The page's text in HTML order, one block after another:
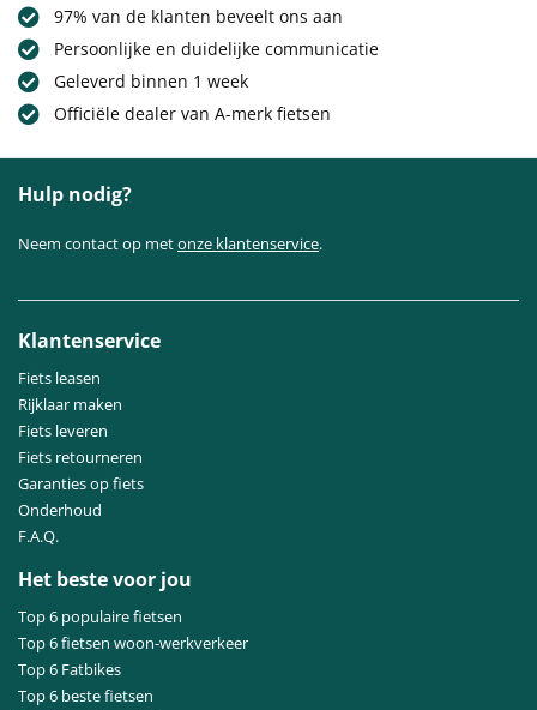
97% van de klanten beveelt ons aan
Persoonlijke en duidelijke communicatie
Geleverd binnen 1 week
Officiële dealer van A-merk fietsen
Hulp nodig?
Neem contact op metonze klantenservice.
Klantenservice
Fiets leasen
Rijklaar maken
Fiets leveren
Fiets retourneren
Garanties op fiets
Onderhoud
F.A.Q.
Het beste voor jou
Top 6 populaire fietsen
Top 6 fietsen woon-werkverkeer
Top 6 Fatbikes
Top 6 beste fietsen